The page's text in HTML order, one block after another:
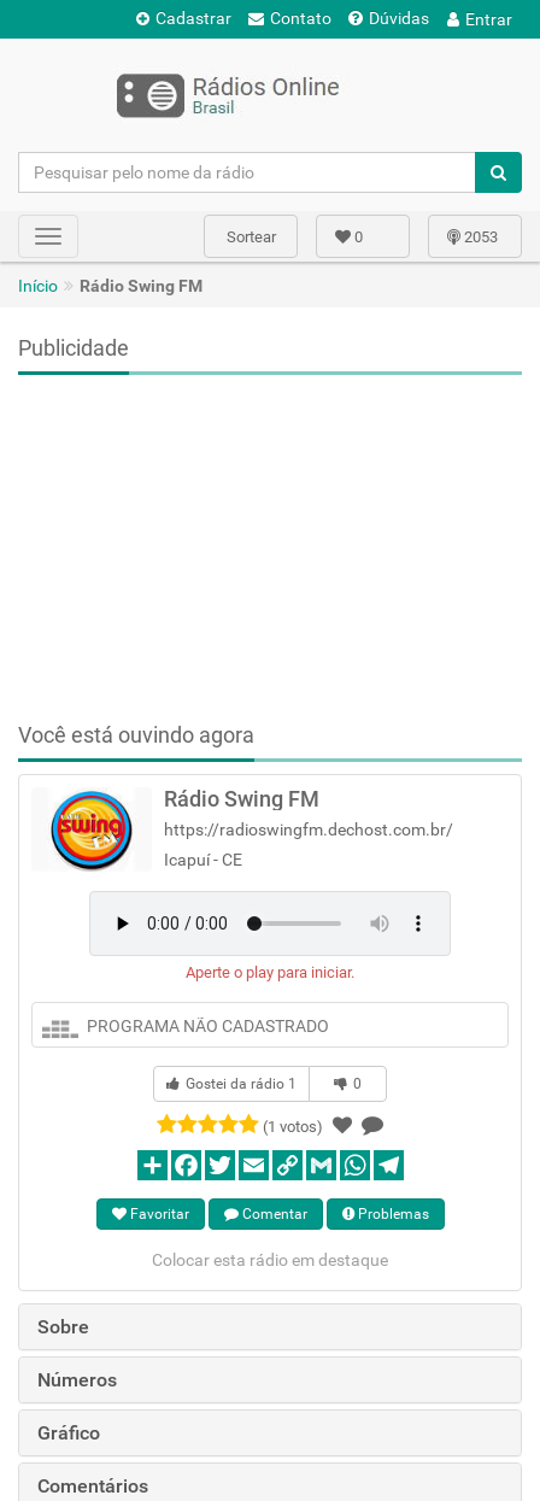
Cadastrar Contato Dúvidas Entrar
Toggle
navigation
2053
0
Sortear
Início Rádio Swing FM
Publicidade
Você está ouvindo agora
Rádio Swing FM
https://radioswingfm.dechost.com.br/
Icapuí - CE
Aperte o play para iniciar.
PROGRAMA NÃO CADASTRADO
Gostei da rádio 1 0
(1 votos)
Favoritar Comentar Problemas
Colocar esta rádio em destaque
Sobre
Números
Gráfico
Comentários